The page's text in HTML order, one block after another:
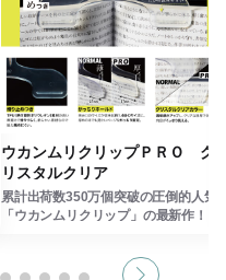
ウカンムリクリップＰＲＯ ク
リスタルクリア
累計出荷数350万個突破の圧倒的人気
「ウカンムリクリップ」の最新作！
リーズ累計で多くの支持を集めた「ウ